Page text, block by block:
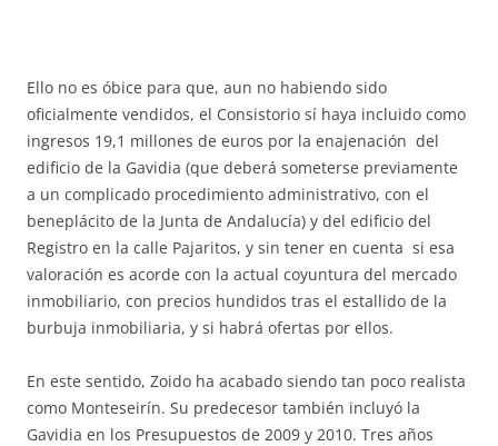
Ello no es óbice para que, aun no habiendo sido
oficialmente vendidos, el Consistorio sí haya incluido como
ingresos 19,1 millones de euros por la enajenación del
edificio de la Gavidia (que deberá someterse previamente
a un complicado procedimiento administrativo, con el
beneplácito de la Junta de Andalucía) y del edificio del
Registro en la calle Pajaritos, y sin tener en cuenta si esa
valoración es acorde con la actual coyuntura del mercado
inmobiliario, con precios hundidos tras el estallido de la
burbuja inmobiliaria, y si habrá ofertas por ellos.
En este sentido, Zoido ha acabado siendo tan poco realista
como Monteseirín. Su predecesor también incluyó la
Gavidia en los Presupuestos de 2009 y 2010. Tres años